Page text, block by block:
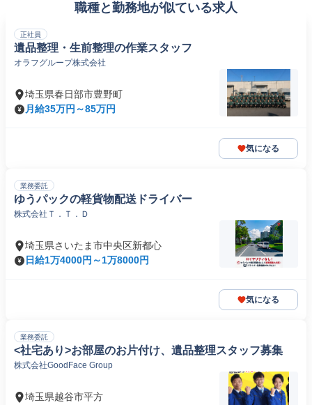
職種と勤務地が似ている求人
正社員
遺品整理・生前整理の作業スタッフ
オラフグループ株式会社
埼玉県春日部市豊野町
月給35万円～85万円
気になる
業務委託
ゆうパックの軽貨物配送ドライバー
株式会社Ｔ．Ｔ．Ｄ
埼玉県さいたま市中央区新都心
日給1万4000円～1万8000円
気になる
業務委託
<社宅あり>お部屋のお片付け、遺品整理スタッフ募集
株式会社GoodFace Group
埼玉県越谷市平方